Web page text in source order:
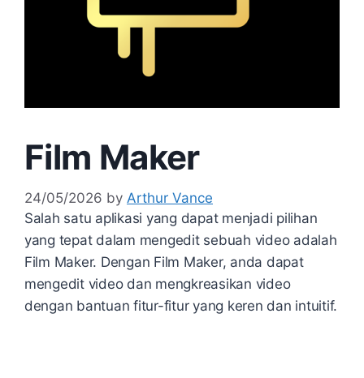
Film Maker
24/05/2026 by Arthur Vance
Salah satu aplikasi yang dapat menjadi pilihan
yang tepat dalam mengedit sebuah video adalah
Film Maker. Dengan Film Maker, anda dapat
mengedit video dan mengkreasikan video
dengan bantuan fitur-fitur yang keren dan intuitif.